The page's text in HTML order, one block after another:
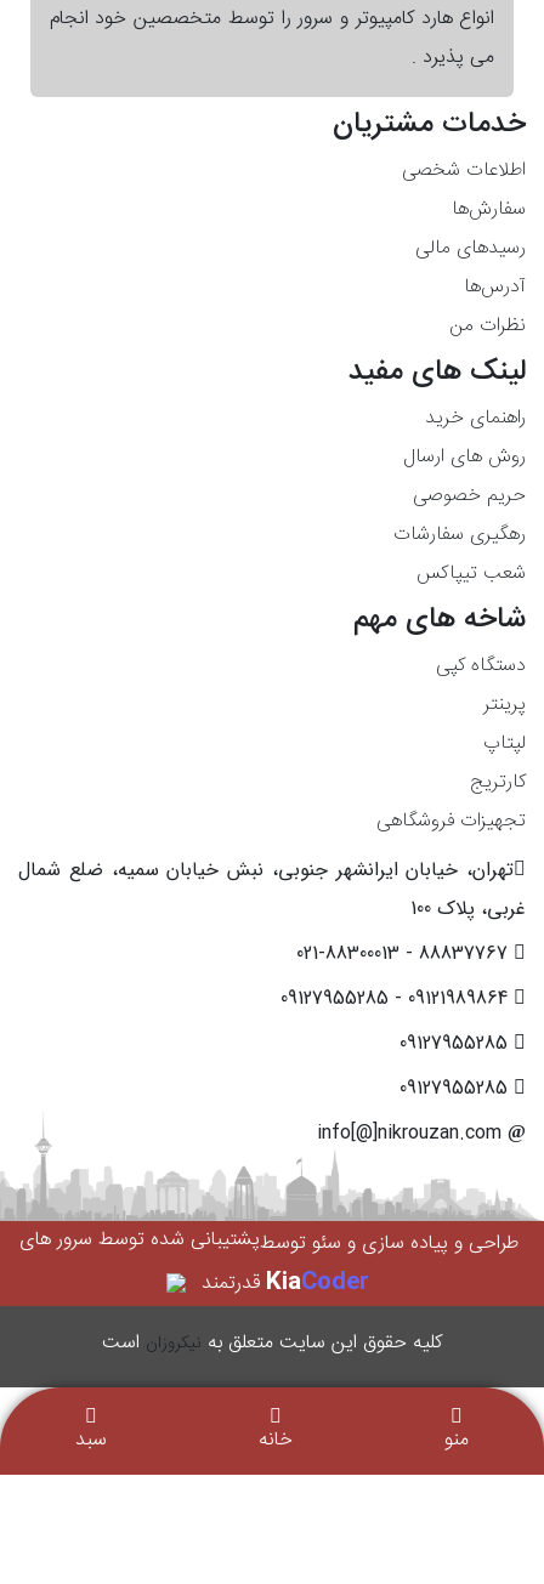
انواع هارد کامپیوتر و سرور را توسط متخصصین خود انجام
می پذیرد .
خدمات مشتریان
اطلاعات شخصی
سفارش‌ها
رسیدهای مالی
آدرس‌ها
نظرات من
لینک های مفید
راهنمای خرید
روش های ارسال
حریم خصوصی
رهگیری سفارشات
شعب تیپاکس
شاخه های مهم
دستگاه کپی
پرینتر
لپتاپ
کارتریج
تجهیزات فروشگاهی
تهران، خیابان ایرانشهر جنوبی، نبش خیابان سمیه، ضلع شمال
غربی، پلاک 100
طراحی و پیاده سازی و سئو توسط
KiaCoder
پشتیبانی شده توسط سرور های
قدرتمند
کليه حقوق اين سایت متعلق به نیکروزان است
منو خانه سبد